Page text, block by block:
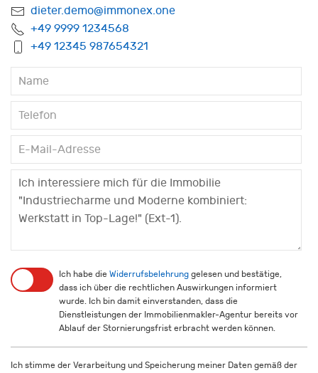
dieter.demo@immonex.one
+49 9999 1234568
+49 12345 987654321
Ich habe die Widerrufsbelehrung gelesen und bestätige,
dass ich über die rechtlichen Auswirkungen informiert
wurde. Ich bin damit einverstanden, dass die
Dienstleistungen der Immobilienmakler-Agentur bereits vor
Ablauf der Stornierungsfrist erbracht werden können.
Ich stimme der Verarbeitung und Speicherung meiner Daten gemäß der